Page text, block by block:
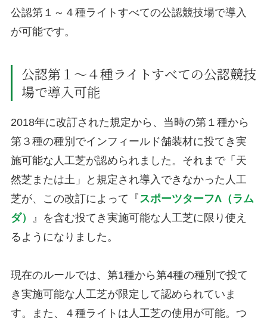
公認第１～４種ライトすべての公認競技場で導入
が可能です。
公認第１～４種ライトすべての公認競技
場で導入可能
2018年に改訂された規定から、当時の第１種から
第３種の種別でインフィールド舗装材に投てき実
施可能な人工芝が認められました。それまで「天
然芝または土」と規定され導入できなかった人工
芝が、この改訂によって『 スポーツターフΛ（ラム
ダ）
』を含む投てき実施可能な人工芝に限り使え
るようになりました。
現在のルールでは、第1種から第4種の種別で投て
き実施可能な人工芝が限定して認められていま
す。また、４種ライトは人工芝の使用が可能。つ